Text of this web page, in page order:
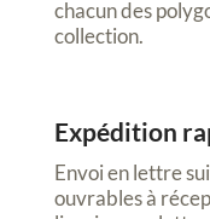
chacun des
collection.
Expédition
Envoi en lettre
ouvrables à